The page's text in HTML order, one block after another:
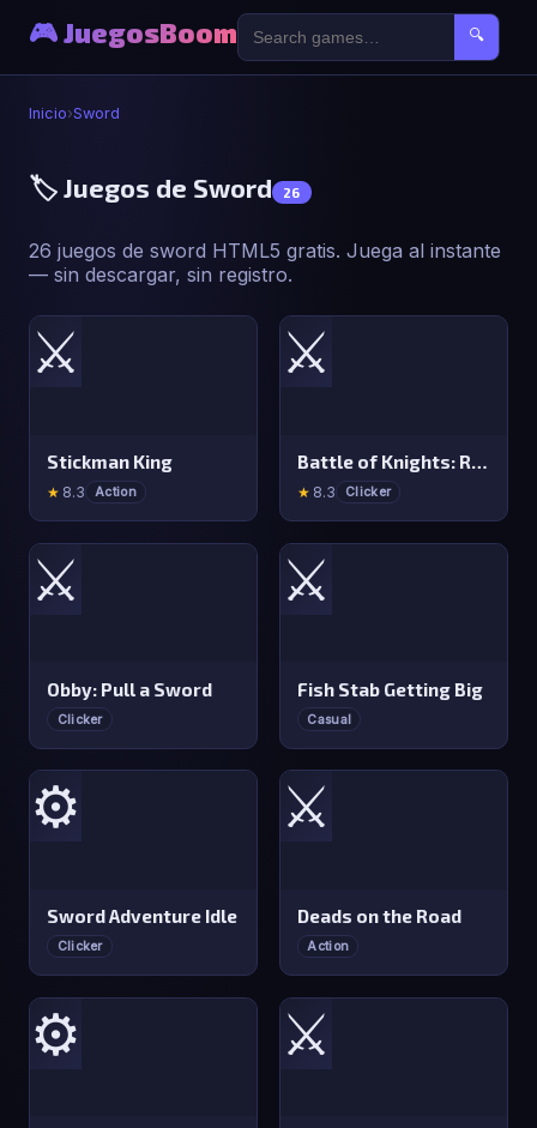
🎮 JuegosBoom 🔍
Inicio›Sword
🏷️ Juegos de Sword 26
26 juegos de sword HTML5 gratis. Juega al instante
— sin descargar, sin registro.
⚔️
Stickman King
★ 8.3 Action
⚔️
Battle of Knights: Robby and Dragons
★ 8.3 Clicker
⚔️
Obby: Pull a Sword
Clicker
⚔️
Fish Stab Getting Big
Casual
⚙️
Sword Adventure Idle
Clicker
⚔️
Deads on the Road
Action
⚙️ ⚔️